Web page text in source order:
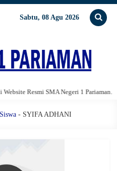
Sabtu, 08 Agu 2026
Resmi SMA Negeri 1 Pariaman.
Siswa- SYIFA ADHANI